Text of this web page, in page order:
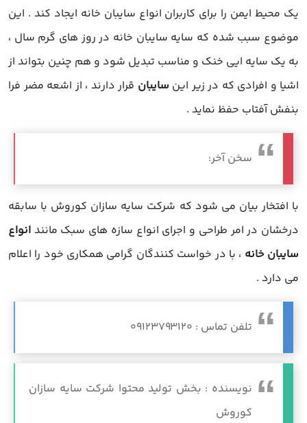
یک محیط ایمن را برای کاربران انواع سایبان خانه ایجاد کند . این
موضوع سبب شده که سایه سایبان خانه در روز های گرم سال ،
به یک سایه ایی خنک و مناسب تبدیل شود و هم چنین بتواند از
اشیا و افرادی که در زیر این سایبان قرار دارند ، از اشعه مضر فرا
بنفش آفتاب حفظ نماید .
سخن آخر:
با افتخار بیان می شود که شرکت سایه سازان کوروش با سابقه
درخشان در امر طراحی و اجرای انواع سازه های سبک مانند انواع
سایبان خانه ، با در خواست کنندگان گرامی همکاری خود را اعلام
می دارد .
تلفن تماس : 09123793120
نویسنده : بخش تولید محتوا شرکت سایه سازان
کوروش